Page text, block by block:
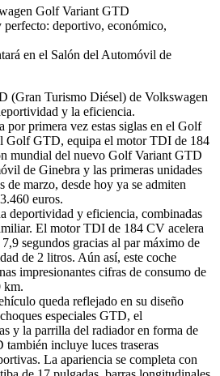
Golf Variant GTD
perfecto: deportivo, económico,
en el Salón del Automóvil de
(Gran Turismo Diésel) de Volkswagen
y la eficiencia.
por primera vez estas siglas en el Golf
Golf GTD, equipa el motor TDI de 184
mundial del nuevo Golf Variant GTD
de Ginebra y las primeras unidades
de marzo, desde hoy ya se admiten
euros.
deportividad y eficiencia, combinadas
El motor TDI de 184 CV acelera
segundos gracias al par máximo de
de 2 litros. Aún así, este coche
impresionantes cifras de consumo de
km.
queda reflejado en su diseño
especiales GTD, el
y la parrilla del radiador en forma de
incluye luces traseras
La apariencia se completa con